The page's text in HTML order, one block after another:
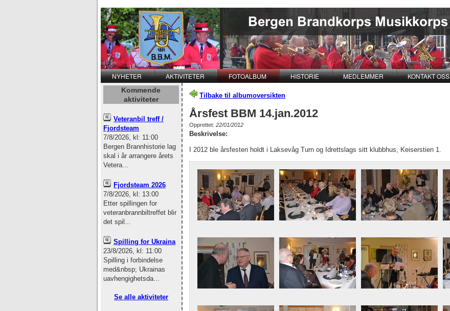
NYHETER AKTIVITETER FOTOALBUM HISTORIE MEDLEMMER KONTAKT OSS
Tilbake til albumoversikten
Årsfest BBM 14.jan.2012
Opprettet: 22/01/2012
Beskrivelse:
I 2012 ble årsfesten holdt i Laksevåg Turn og Idrettslags sitt klubbhus, Keiserstien 1.
Kommende
aktiviteter
Veteranbil treff /
Fjordsteam
7/8/2026, kl: 11:00
Bergen Brannhistorie lag
skal i år arrangere årets
Vetera...
Fjordsteam 2026
7/8/2026, kl: 13:00
Etter spillingen for
veteranbrannbiltreffet blir
det spil...
Spilling for Ukraina
23/8/2026, kl: 11:00
Spilling i forbindelse
med&nbsp; Ukrainas
uavhengighetsda...
Se alle aktiviteter